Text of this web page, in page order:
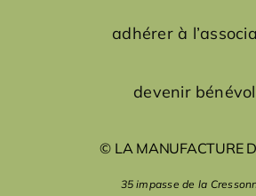
adhérer à
devenir
© LA MANUFACTURE
35 impasse de la